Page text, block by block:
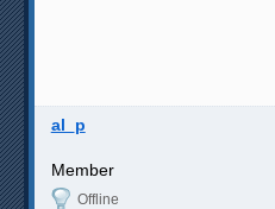
al_p
Member
Offline